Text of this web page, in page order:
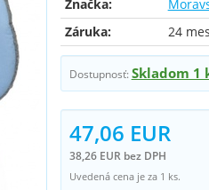
Značka:
Záruka:
24
Dostupnosť:Skladom 1
47,06 EUR
38,26 EUR bez DPH
Uvedená cena je za 1 ks.